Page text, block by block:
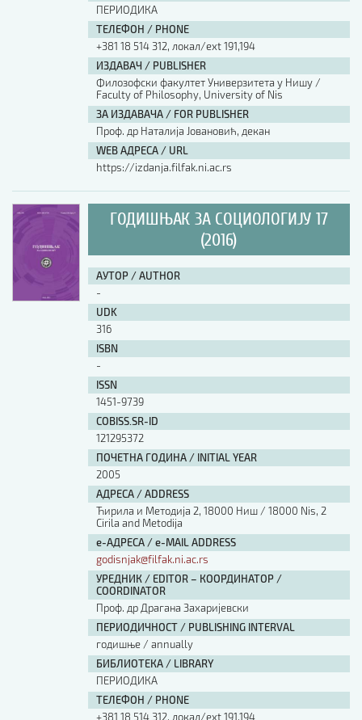
ПЕРИОДИКА
ТЕЛЕФОН / PHONE
+381 18 514 312, локал/ext 191,194
ИЗДАВАЧ / PUBLISHER
Филозофски факултет Универзитета у Нишу /
Faculty of Philosophy, University of Nis
ЗА ИЗДАВАЧА / FOR PUBLISHER
Проф. др Наталија Јовановић, декан
WEB АДРЕСА / URL
https://izdanja.filfak.ni.ac.rs
ГОДИШЊАК ЗА СОЦИОЛОГИЈУ 17
(2016)
АУТОР / AUTHOR
-
UDK
316
ISBN
-
ISSN
1451-9739
COBISS.SR-ID
121295372
ПОЧЕТНА ГОДИНА / INITIAL YEAR
2005
АДРЕСА / ADDRESS
Ћирила и Методија 2, 18000 Ниш / 18000 Nis, 2
Cirila and Metodija
е-АДРЕСА / e-MAIL ADDRESS
godisnjak@filfak.ni.ac.rs
УРЕДНИК / EDITOR – КООРДИНАТОР /
COORDINATOR
Проф. др Драгана Захаријевски
ПЕРИОДИЧНОСТ / PUBLISHING INTERVAL
годишње / annually
БИБЛИОТЕКА / LIBRARY
ПЕРИОДИКА
ТЕЛЕФОН / PHONE
+381 18 514 312, локал/ext 191,194